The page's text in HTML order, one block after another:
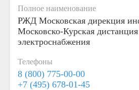
Полное наименование
РЖД Московская дирекция
Московско-Курская дистанция
электроснабжения
Телефоны
8 (800) 775-00-00
+7 (495) 678-01-45